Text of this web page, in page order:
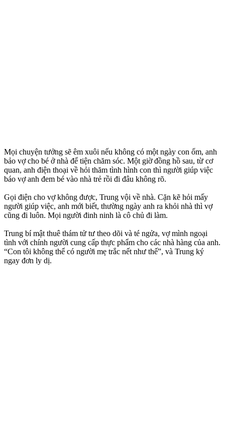
Mọi chuyện tưởng sẽ êm xuôi nếu không có một ngày con ốm, anh
bảo vợ cho bé ở nhà để tiện chăm sóc. Một giờ đồng hồ sau, từ cơ
quan, anh điện thoại về hỏi thăm tình hình con thì người giúp việc
báo vợ anh đem bé vào nhà trẻ rồi đi đâu không rõ.
Gọi điện cho vợ không được, Trung vội về nhà. Cặn kẽ hỏi mấy
người giúp việc, anh mới biết, thường ngày anh ra khỏi nhà thì vợ
cũng đi luôn. Mọi người đinh ninh là cô chủ đi làm.
Trung bí mật thuê thám tử tư theo dõi và té ngửa, vợ mình ngoại
tình với chính người cung cấp thực phẩm cho các nhà hàng của anh.
“Con tôi không thể có người mẹ trắc nết như thế”, và Trung ký
ngay đơn ly dị.